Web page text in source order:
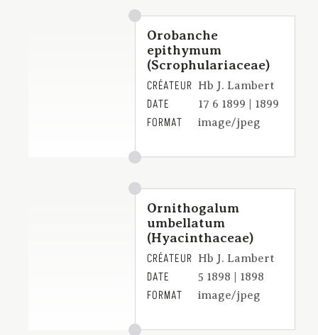
Orobanche
epithymum
(Scrophulariaceae)
CRÉATEUR Hb J. Lambert
DATE 17 6 1899 | 1899
FORMAT image/jpeg
Ornithogalum
umbellatum
(Hyacinthaceae)
CRÉATEUR Hb J. Lambert
DATE 5 1898 | 1898
FORMAT image/jpeg